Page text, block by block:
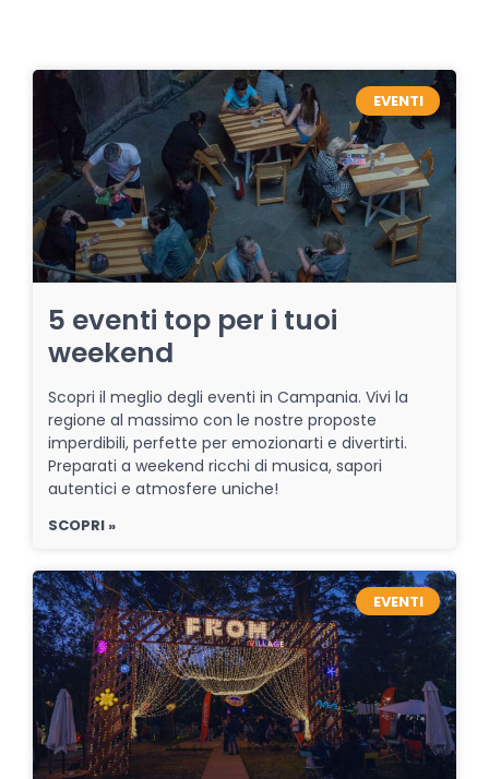
EVENTI
5 eventi top per i tuoi
weekend
Scopri il meglio degli eventi in Campania. Vivi la
regione al massimo con le nostre proposte
imperdibili, perfette per emozionarti e divertirti.
Preparati a weekend ricchi di musica, sapori
autentici e atmosfere uniche!
SCOPRI »
EVENTI